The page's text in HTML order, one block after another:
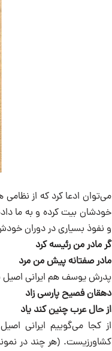
می‌توان ادعا کرد که از
خودشان بیت کرده و به ما
و نفوذ بسیاری در دوران
گر مادر من رئیسه کرد
مادر صفتانه پیش من مرد
پدرش یوسف‌ هم ایرانی‌ اصیل
دهقان فصیح پارسی زاد
از حال عرب چنین کند یاد
از کجا می‌گوییم ایرانی
کشاورزیست. (هر چند در